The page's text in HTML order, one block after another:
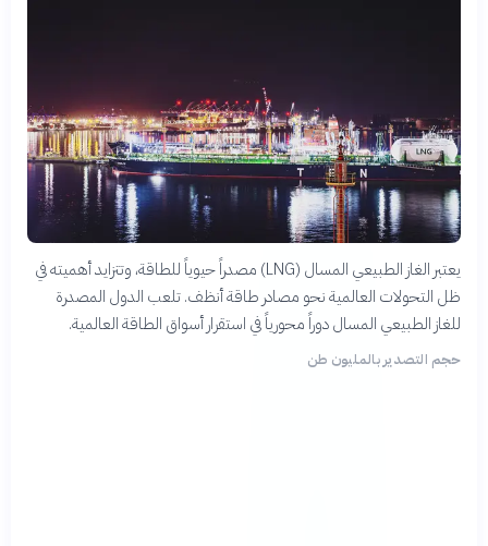
يعتبر الغاز الطبيعي المسال (LNG) مصدراً حيوياً للطاقة، وتتزايد أهميته في
ظل التحولات العالمية نحو مصادر طاقة أنظف. تلعب الدول المصدرة
للغاز الطبيعي المسال دوراً محورياً في استقرار أسواق الطاقة العالمية.
حجم التصدير بالمليون طن